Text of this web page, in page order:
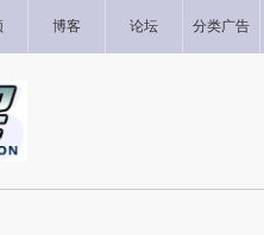
博客 论坛 分类广告